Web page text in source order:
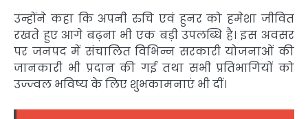
उन्होंने कहा कि अपनी रुचि एवं हुनर को हमेशा जीवित
रखते हुए आगे बढ़ना भी एक बड़ी उपलब्धि है। इस अवसर
पर जनपद में संचालित विभिन्न सरकारी योजनाओं की
जानकारी भी प्रदान की गई तथा सभी प्रतिभागियों को
उज्ज्वल भविष्य के लिए शुभकामनाएं भी दीं।